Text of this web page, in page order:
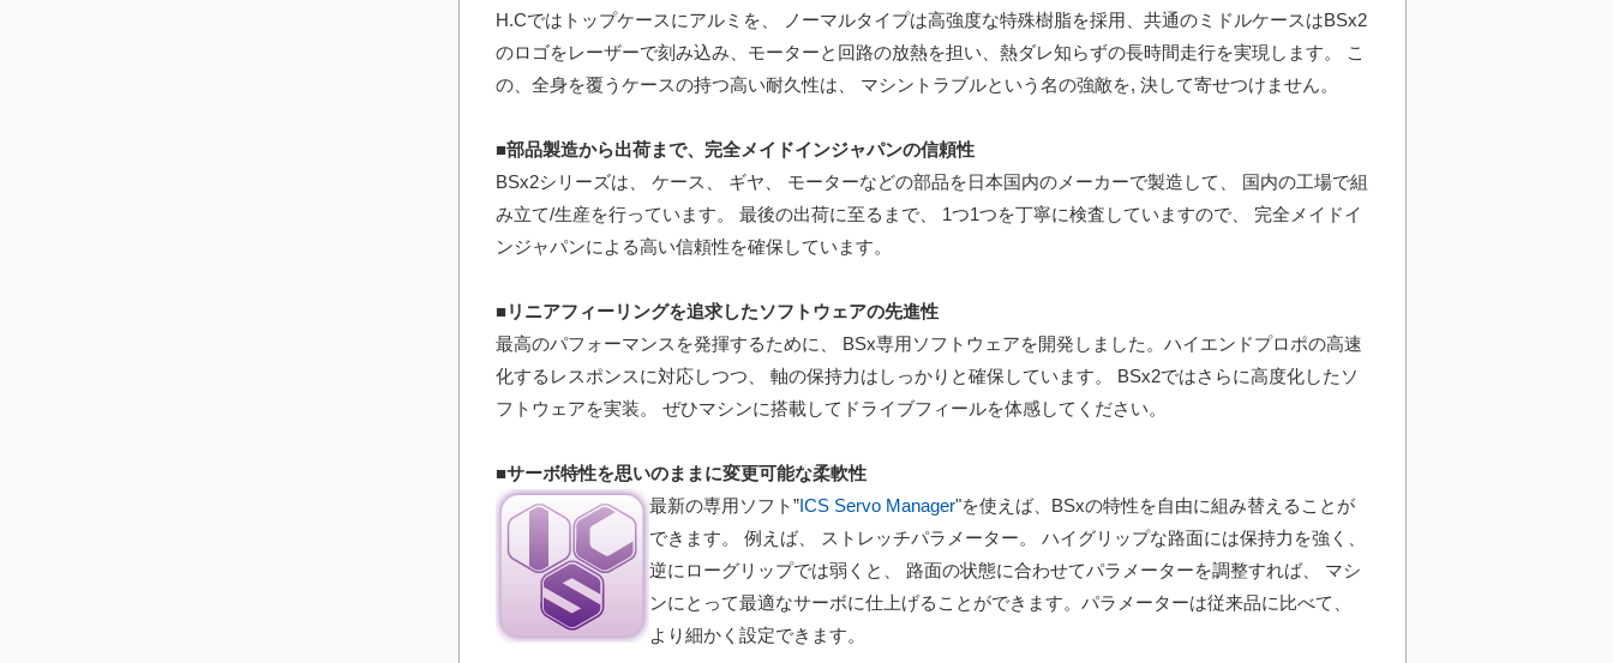
H.Cではトップケースにアルミを、 ノーマルタイプは高強度な特殊樹脂を採用、共通のミドルケースはBSx2
のロゴをレーザーで刻み込み、モーターと回路の放熱を担い、熱ダレ知らずの長時間走行を実現します。 こ
の、全身を覆うケースの持つ高い耐久性は、 マシントラブルという名の強敵を, 決して寄せつけません。
■部品製造から出荷まで、完全メイドインジャパンの信頼性
BSx2シリーズは、 ケース、 ギヤ、 モーターなどの部品を日本国内のメーカーで製造して、 国内の工場で組
み立て/生産を行っています。 最後の出荷に至るまで、 1つ1つを丁寧に検査していますので、 完全メイドイ
ンジャパンによる高い信頼性を確保しています。
■リニアフィーリングを追求したソフトウェアの先進性
最高のパフォーマンスを発揮するために、 BSx専用ソフトウェアを開発しました。ハイエンドプロポの高速
化するレスポンスに対応しつつ、 軸の保持力はしっかりと確保しています。 BSx2ではさらに高度化したソ
フトウェアを実装。 ぜひマシンに搭載してドライブフィールを体感してください。
■サーボ特性を思いのままに変更可能な柔軟性
最新の専用ソフト”ICS Servo Manager"を使えば、BSxの特性を自由に組み替えることが
できます。 例えば、 ストレッチパラメーター。 ハイグリップな路面には保持力を強く、
逆にローグリップでは弱くと、 路面の状態に合わせてパラメーターを調整すれば、 マシ
ンにとって最適なサーボに仕上げることができます。パラメーターは従来品に比べて、
より細かく設定できます。